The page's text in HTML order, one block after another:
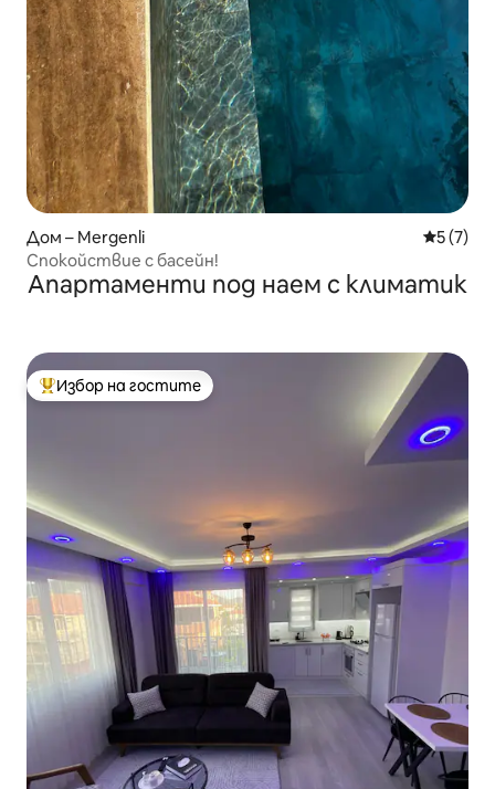
Дом – Mergenli Средна
5 (7)
Спокойствие с басейн!
Апартаменти под наем с климатик
Най-популярен избор на гостите
Избор на гостите